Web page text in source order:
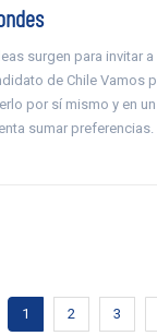
surgen para invitar
de Chile Vamos
por sí mismo y en
sumar preferencias.
1 2 3